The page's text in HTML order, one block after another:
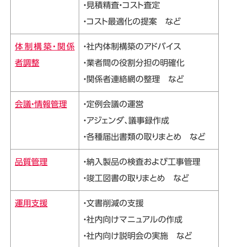
・見積精査・コスト査定
・コスト最適化の提案 など
体制構築・関係
者調整
・社内体制構築のアドバイス
・業者間の役割分担の明確化
・関係者連絡網の整理 など
会議・情報管理
・定例会議の運営
・アジェンダ、議事録作成
・各種届出書類の取りまとめ など
品質管理
・納入製品の検査および工事管理
・竣工図書の取りまとめ など
運用支援
・文書削減の支援
・社内向けマニュアルの作成
・社内向け説明会の実施 など